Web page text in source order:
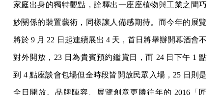
家庭出身的獨特觀點，詮釋出一座座植物與工業之間巧
妙關係的裝置藝術，同樣讓人備感期待。而今年的展覽
將於 9 月 22 日起連續展出 4 天，首日將舉辦開幕酒會不
對外開放，23 日為貴賓預約鑑賞日，而 24 日下午 1 點
到 4 點座談會包場但全時段皆開放民眾入場，25 日則是
全日開放。品牌陣容、展覽創意更勝往年的 2016「匠